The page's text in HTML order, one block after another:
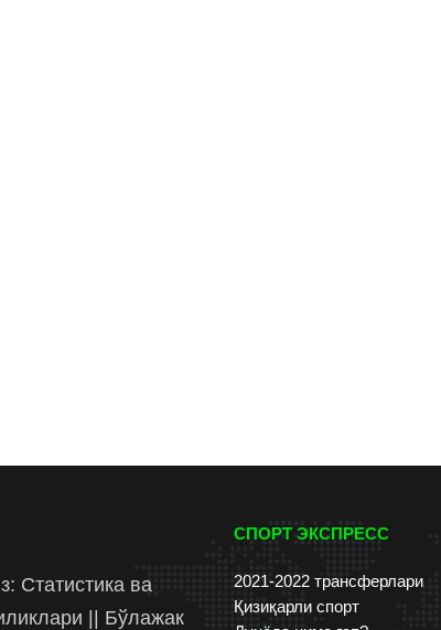
Статистика ва
|| Бўлажак
СПОРТ ЭКСПРЕСС
2021-2022 трансферлари
Қизиқарли спорт